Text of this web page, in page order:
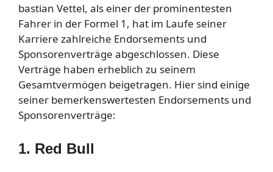
bastian Vettel, als einer der prominentesten
Fahrer in der Formel 1, hat im Laufe seiner
Karriere zahlreiche Endorsements und
Sponsorenverträge abgeschlossen. Diese
Verträge haben erheblich zu seinem
Gesamtvermögen beigetragen. Hier sind einige
seiner bemerkenswertesten Endorsements und
Sponsorenverträge:
1. Red Bull